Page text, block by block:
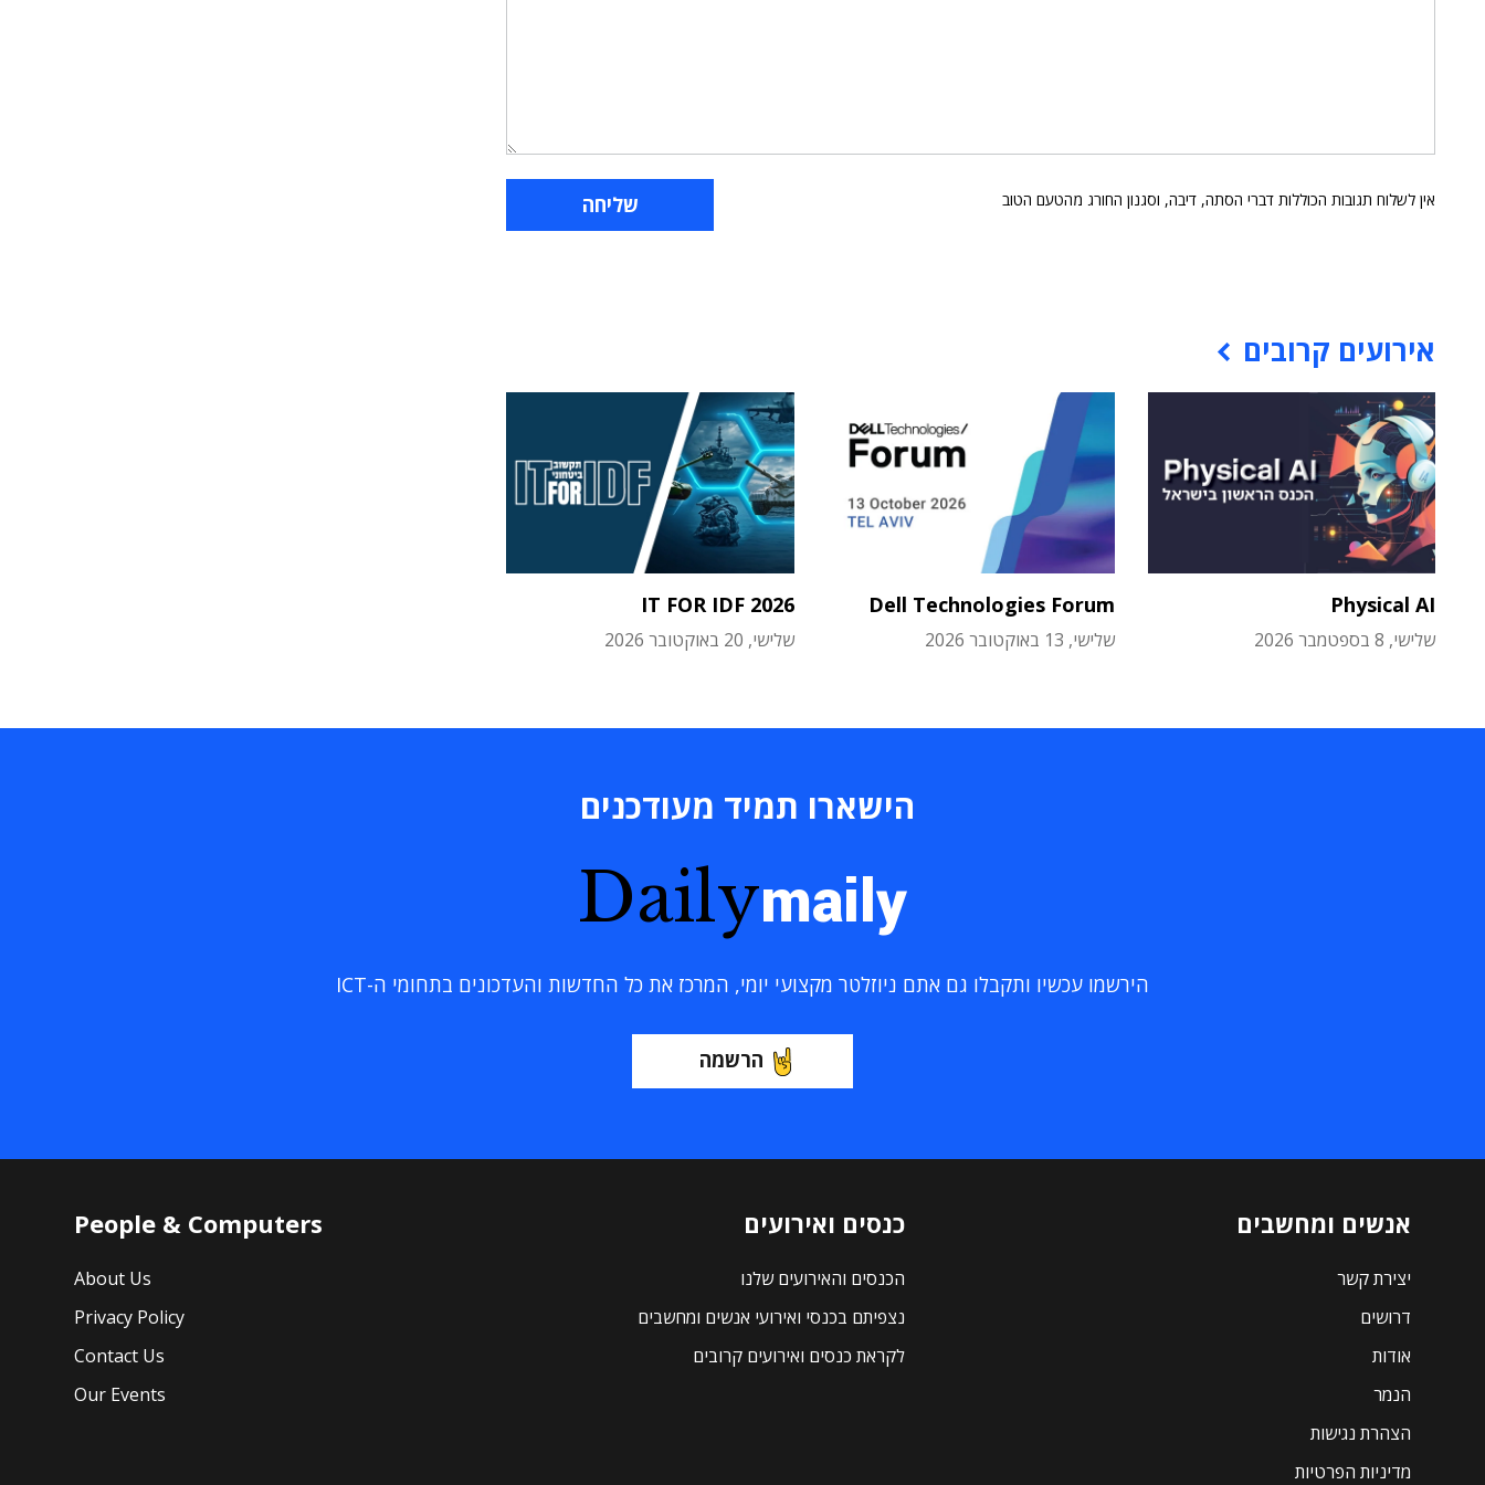
אין לשלוח תגובות הכוללות דברי הסתה, דיבה, וסגנון החורג מהטעם הטוב
אירועים קרובים
Physical AI
שלישי, 8 בספטמבר 2026
Dell Technologies Forum
שלישי, 13 באוקטובר 2026
IT FOR IDF 2026
שלישי, 20 באוקטובר 2026
הישארו תמיד מעודכנים
Dailymaily
הירשמו עכשיו ותקבלו גם אתם ניוזלטר מקצועי יומי, המרכז את כל החדשות והעדכונים בתחומי ה-ICT
הרשמה
אנשים ומחשבים
יצירת קשר
דרושים
אודות
הנמר
הצהרת נגישות
מדיניות הפרטיות
כנסים ואירועים
הכנסים והאירועים שלנו
נצפיתם בכנסי ואירועי אנשים ומחשבים
לקראת כנסים ואירועים קרובים
People & Computers
About Us
Privacy Policy
Contact Us
Our Events